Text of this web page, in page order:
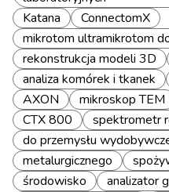
Katana
ConnectomX
mikrotom ultramikrotom
rekonstrukcja modeli 3D
analiza komórek i tkanek
AXON
mikroskop TEM
CTX 800
spektrometr
do przemysłu
metalurgicznego
środowisko
analizator